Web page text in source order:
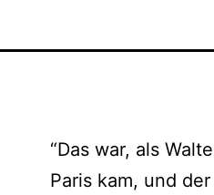
“Das war, als
Paris kam, und